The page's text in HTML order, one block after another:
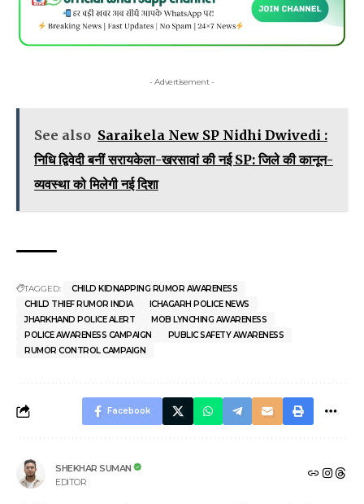
- Advertisement -
See also Saraikela New SP Nidhi Dwivedi :
निधि द्विवेदी बनीं सरायकेला-खरसावां की नई SP: जिले की कानून-
व्यवस्था को मिलेगी नई दिशा
TAGGED:
CHILD KIDNAPPING RUMOR AWARENESS
CHILD THIEF RUMOR INDIA
ICHAGARH POLICE NEWS
JHARKHAND POLICE ALERT
MOB LYNCHING AWARENESS
POLICE AWARENESS CAMPAIGN
PUBLIC SAFETY AWARENESS
RUMOR CONTROL CAMPAIGN
Facebook
SHEKHAR SUMAN
EDITOR